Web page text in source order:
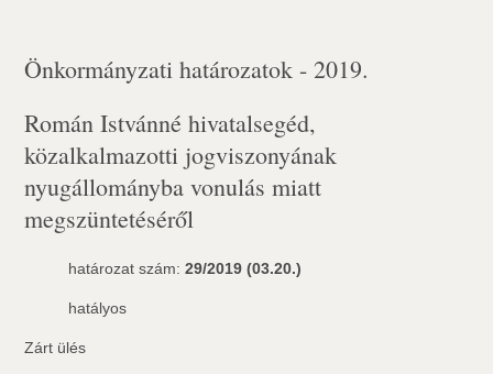
Önkormányzati határozatok - 2019.
Román Istvánné hivatalsegéd,
közalkalmazotti jogviszonyának
nyugállományba vonulás miatt
megszüntetéséről
határozat szám:29/2019 (03.20.)
hatályos
Zárt ülés